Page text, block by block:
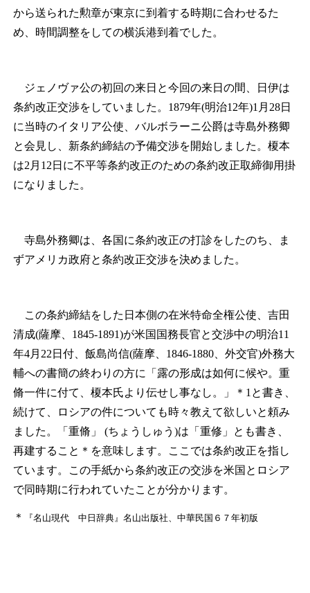
から送られた勲章が東京に到着する時期に合わせるた
め、時間調整をしての横浜港到着でした。
ジェノヴァ公の初回の来日と今回の来日の間、日伊は
条約改正交渉をしていました。1879年(明治12年)1月28日
に当時のイタリア公使、バルボラーニ公爵は寺島外務卿
と会見し、新条約締結の予備交渉を開始しました。榎本
は2月12日に不平等条約改正のための条約改正取締御用掛
になりました。
寺島外務卿は、各国に条約改正の打診をしたのち、ま
ずアメリカ政府と条約改正交渉を決めました。
この条約締結をした日本側の在米特命全権公使、吉田
清成(薩摩、1845‐1891)が米国国務長官と交渉中の明治11
年4月22日付、飯島尚信(薩摩、1846‐1880、外交官)外務大
輔への書簡の終わりの方に「露の形成は如何に候や。重
脩一件に付て、榎本氏より伝せし事なし。」
＊1 と書き、
続けて、ロシアの件についても時々教えて欲しいと頼み
ました。「重脩」 (ちょうしゅう)は「重修」とも書き、
再建すること ＊ を意味します。ここでは条約改正を指し
ています。この手紙から条約改正の交渉を米国とロシア
で同時期に行われていたことが分かります。
＊ 『名山現代 中日辞典』名山出版社、中華民国６７年初版